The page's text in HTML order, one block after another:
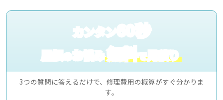
カンタン60秒
屋根のお悩み無料で見積り
3つの質問に答えるだけで、修理費用の概算がすぐ分かりま
す。